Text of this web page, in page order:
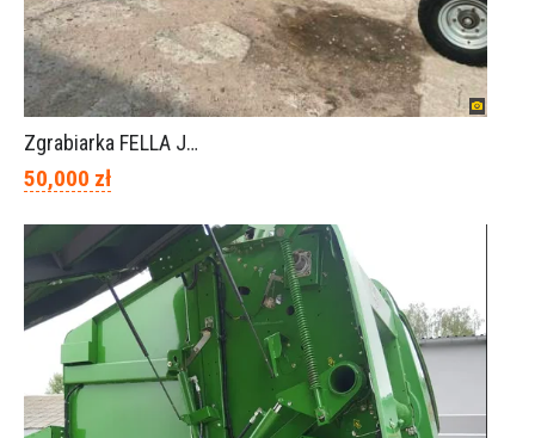
Zgrabiarka FELLA JURA 1402
50,000 zł